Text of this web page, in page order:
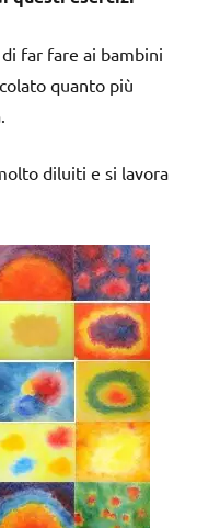
far fare ai bambini
quanto più
diluiti e si lavora